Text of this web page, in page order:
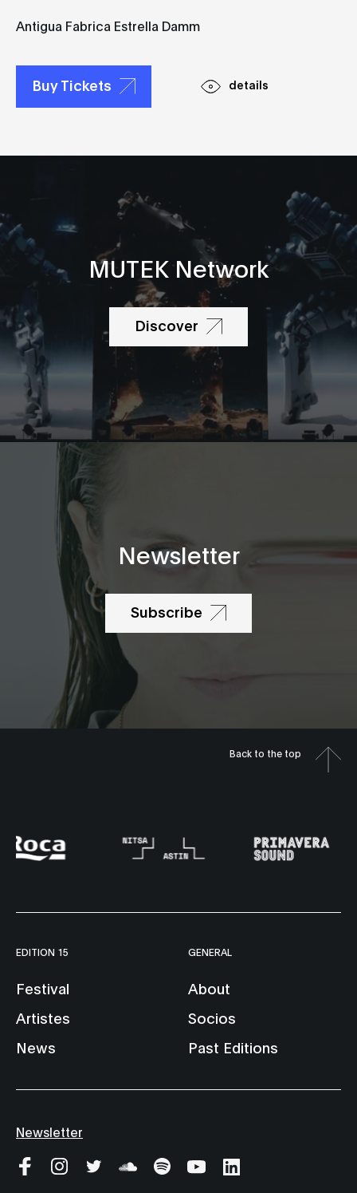
Antigua Fabrica Estrella Damm
Buy Tickets details
MUTEK Network
Discover
Newsletter
Subscribe
Back to the top
EDITION 15
Festival
Artistes
News
GENERAL
About
Socios
Past Editions
Newsletter